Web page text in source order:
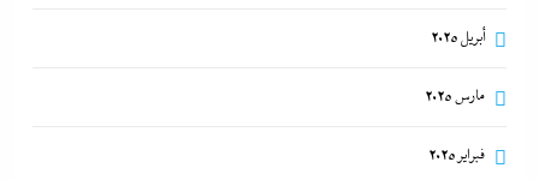
أبريل 2025
مارس 2025
فبراير 2025